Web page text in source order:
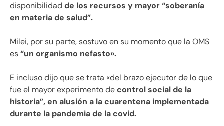
disponibilidad de los recursos y mayor “soberanía
en materia de salud”.
Milei, por su parte, sostuvo en su momento que la OMS
es“un organismo nefasto».
E incluso dijo que se trata «del brazo ejecutor de lo que
fue el mayor experimento decontrol social de la
historia”, en alusión a la cuarentena implementada
durante la pandemia de la covid.